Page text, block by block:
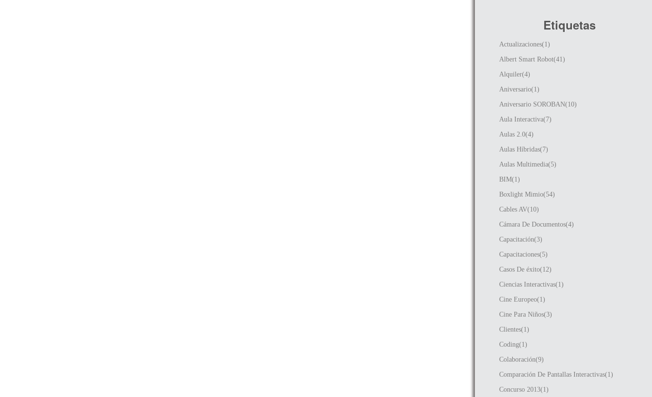
Etiquetas
Actualizaciones(1)
Albert Smart Robot(41)
Alquiler(4)
Aniversario(1)
Aniversario SOROBAN(10)
Aula Interactiva(7)
Aulas 2.0(4)
Aulas Híbridas(7)
Aulas Multimedia(5)
BIM(1)
Boxlight Mimio(54)
Cables AV(10)
Cámara De Documentos(4)
Capacitación(3)
Capacitaciones(5)
Casos De éxito(12)
Ciencias Interactivas(1)
Cine Europeo(1)
Cine Para Niños(3)
Clientes(1)
Coding(1)
Colaboración(9)
Comparación De Pantallas Interactivas(1)
Concurso 2013(1)